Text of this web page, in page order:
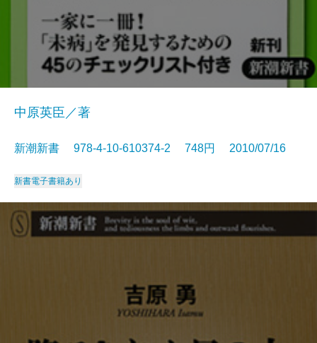
中原英臣／著
新潮新書 978-4-10-610374-2 748円 2010/07/16
新書電子書籍あり